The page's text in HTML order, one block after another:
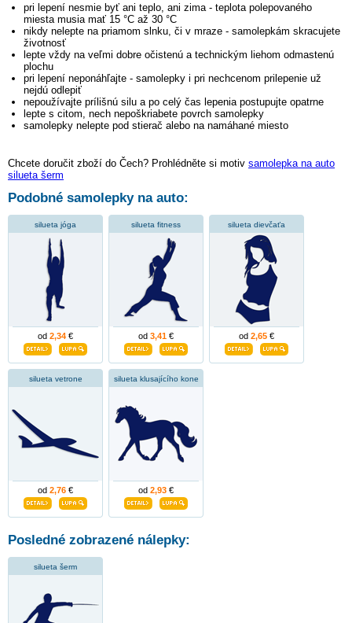
pri lepení nesmie byť ani teplo, ani zima - teplota polepovaného
miesta musia mať 15 °C až 30 °C
nikdy nelepte na priamom slnku, či v mraze - samolepkám skracujete
životnosť
lepte vždy na veľmi dobre očistenú a technickým liehom odmastenú
plochu
pri lepení neponáhľajte - samolepky i pri nechcenom prilepenie už
nejdú odlepiť
nepoužívajte prílišnú silu a po celý čas lepenia postupujte opatrne
lepte s citom, nech nepoškriabete povrch samolepky
samolepky nelepte pod stierač alebo na namáhané miesto
Chcete doručit zboží do Čech? Prohlédněte si motiv samolepka na auto
silueta šerm
Podobné samolepky na auto:
silueta jóga
od 2,34 €
silueta fitness
od 3,41 €
silueta dievčaťa
od 2,65 €
silueta vetrone
od 2,76 €
silueta klusajícího kone
od 2,93 €
Posledné zobrazené nálepky:
silueta šerm